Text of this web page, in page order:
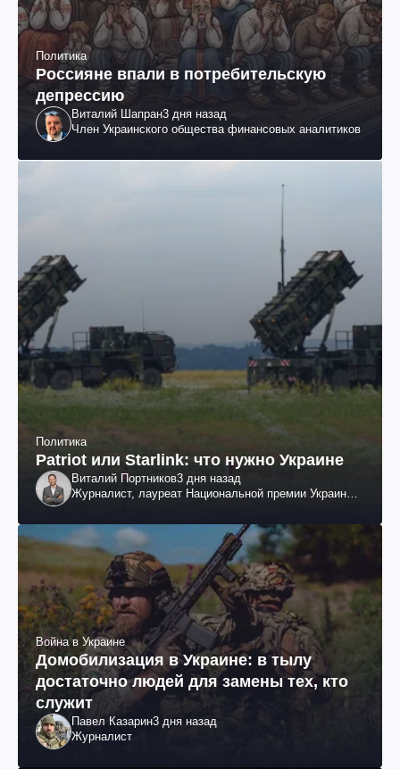
Политика
Россияне впали в потребительскую
депрессию
Виталий Шапран3 дня назад
Член Украинского общества финансовых аналитиков
Политика
Patriot или Starlink: что нужно Украине
Виталий Портников3 дня назад
Журналист, лауреат Национальной премии Украины
Война в Украине
Домобилизация в Украине: в тылу
достаточно людей для замены тех, кто
служит
Павел Казарин3 дня назад
Журналист